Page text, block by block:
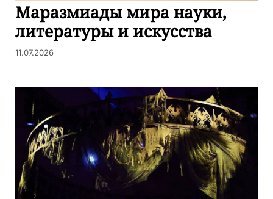
Маразмиады мира науки,
литературы и искусства
11.07.2026